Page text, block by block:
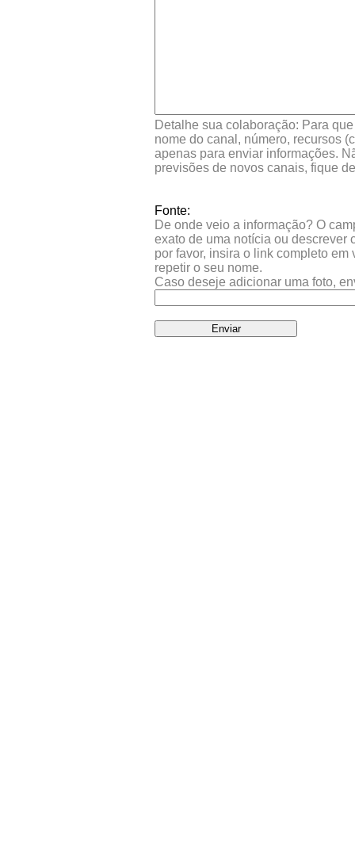
Detalhe sua colaboração: Para
nome do canal, número, recursos
apenas para enviar informações.
previsões de novos canais, fique
Fonte:
De onde veio a informação? O
exato de uma notícia ou descrever
por favor, insira o link completo
repetir o seu nome.
Caso deseje adicionar uma foto,